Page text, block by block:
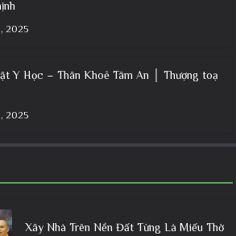
2025
Y Học – Thân Khoẻ Tâm An │ Thượng toạ
2025
Xây Nhà Trên Nền Đất Từng Là Miếu Thờ